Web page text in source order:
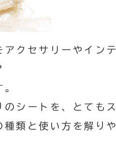
クセサリーやインテ
シートを、とてもス
類と使い方を解りや